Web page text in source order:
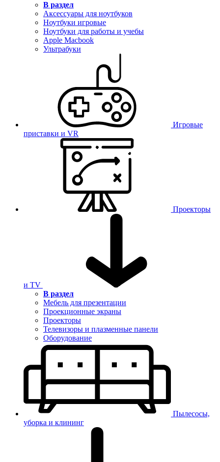
В раздел
Аксессуары для ноутбуков
Ноутбуки игровые
Ноутбуки для работы и учебы
Apple Macbook
Ультрабуки
Игровые
приставки и VR
Проекторы
и TV
В раздел
Мебель для презентации
Проекционные экраны
Проекторы
Телевизоры и плазменные панели
Оборудование
Пылесосы,
уборка и клининг